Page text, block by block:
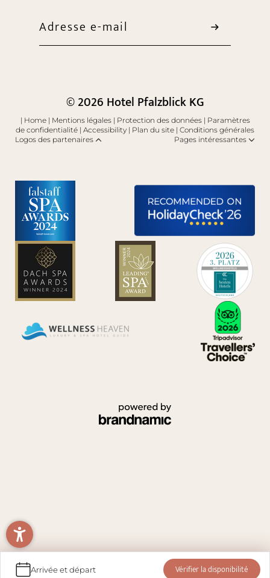
Adresse e-mail
© 2026 Hotel Pfalzblick KG
| Home | Mentions légales | Protection des données | Paramètres
de confidentialité | Accessibility | Plan du site | Conditions générales
Logos des partenaires
Pages intéressantes
Arrivée et départ Vérifier la disponibilité